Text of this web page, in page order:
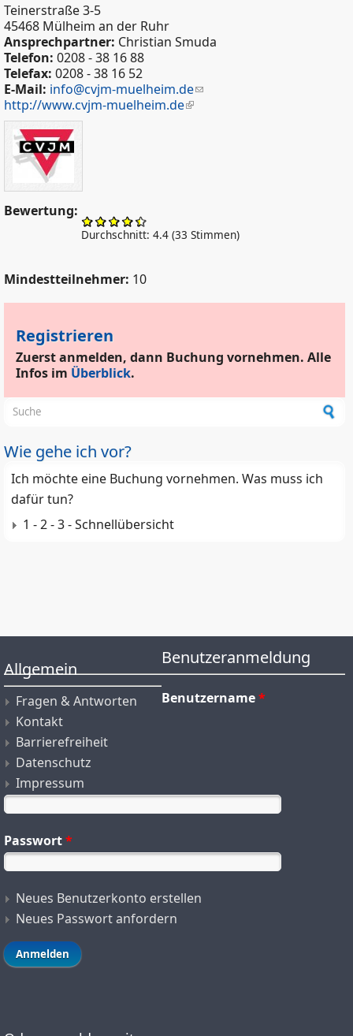
Teinerstraße 3-5
45468 Mülheim an der Ruhr
Ansprechpartner: Christian Smuda
Telefon: 0208 - 38 16 88
Telefax: 0208 - 38 16 52
E-Mail: info@cvjm-muelheim.de
http://www.cvjm-muelheim.de
Bewertung:
Durchschnitt: 4.4 (33 Stimmen)
Mindestteilnehmer: 10
Registrieren
Zuerst anmelden, dann Buchung vornehmen. Alle
Infos im Überblick.
Suchformular
Wie gehe ich vor?
Ich möchte eine Buchung vornehmen. Was muss ich
dafür tun?
1 - 2 - 3 - Schnellübersicht
Allgemein
Fragen & Antworten
Kontakt
Barrierefreiheit
Datenschutz
Impressum
Benutzeranmeldung
Benutzername*
Passwort*
Neues Benutzerkonto erstellen
Neues Passwort anfordern